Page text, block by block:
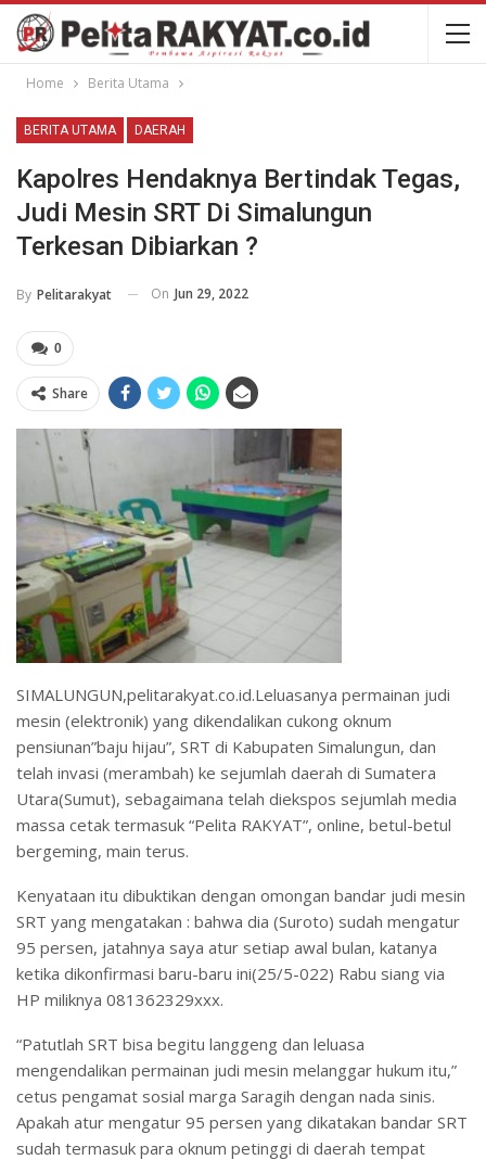
Home Berita Utama
BERITA UTAMA DAERAH
Kapolres Hendaknya Bertindak Tegas,
Judi Mesin SRT Di Simalungun
Terkesan Dibiarkan ?
By Pelitarakyat On Jun 29, 2022
0
Share
SIMALUNGUN,pelitarakyat.co.id.Leluasanya permainan judi
mesin (elektronik) yang dikendalikan cukong oknum
pensiunan”baju hijau”, SRT di Kabupaten Simalungun, dan
telah invasi (merambah) ke sejumlah daerah di Sumatera
Utara(Sumut), sebagaimana telah diekspos sejumlah media
massa cetak termasuk “Pelita RAKYAT”, online, betul-betul
bergeming, main terus.
Kenyataan itu dibuktikan dengan omongan bandar judi mesin
SRT yang mengatakan : bahwa dia (Suroto) sudah mengatur
95 persen, jatahnya saya atur setiap awal bulan, katanya
ketika dikonfirmasi baru-baru ini(25/5-022) Rabu siang via
HP miliknya 081362329xxx.
“Patutlah SRT bisa begitu langgeng dan leluasa
mengendalikan permainan judi mesin melanggar hukum itu,”
cetus pengamat sosial marga Saragih dengan nada sinis.
Apakah atur mengatur 95 persen yang dikatakan bandar SRT
sudah termasuk para oknum petinggi di daerah tempat